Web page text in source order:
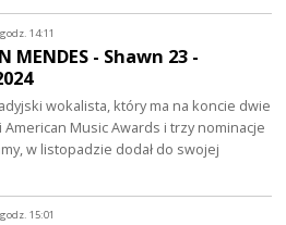
14:11
MENDES - Shawn 23 -
wokalista, który ma na koncie dwie
American Music Awards i trzy nominacje
w listopadzie dodał do swojej
15:01